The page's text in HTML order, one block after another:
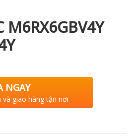
M6RX6GBV4Y
NGAY
và giao hàng tận nơi